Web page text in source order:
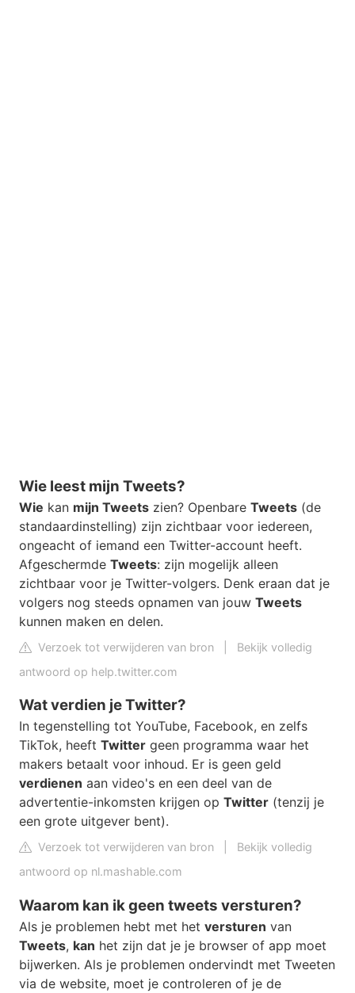
Wie leest mijn Tweets?
Wie kan mijn Tweets zien? Openbare Tweets (de
standaardinstelling) zijn zichtbaar voor iedereen,
ongeacht of iemand een Twitter-account heeft.
Afgeschermde Tweets: zijn mogelijk alleen
zichtbaar voor je Twitter-volgers. Denk eraan dat je
volgers nog steeds opnamen van jouw Tweets
kunnen maken en delen.
Verzoek tot verwijderen van bron
Bekijk volledig
antwoord op help.twitter.com
Wat verdien je Twitter?
In tegenstelling tot YouTube, Facebook, en zelfs
TikTok, heeft Twitter geen programma waar het
makers betaalt voor inhoud. Er is geen geld
verdienen aan video's en een deel van de
advertentie-inkomsten krijgen op Twitter (tenzij je
een grote uitgever bent).
Verzoek tot verwijderen van bron
Bekijk volledig
antwoord op nl.mashable.com
Waarom kan ik geen tweets versturen?
Als je problemen hebt met het versturen van
Tweets, kan het zijn dat je je browser of app moet
bijwerken. Als je problemen ondervindt met Tweeten
via de website, moet je controleren of je de